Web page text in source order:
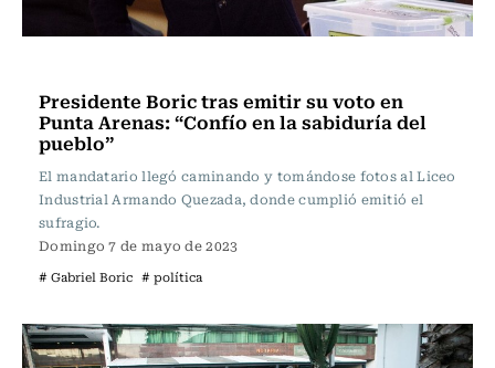
Presidente Boric tras emitir su voto en
Punta Arenas: “Confío en la sabiduría del
pueblo”
El mandatario llegó caminando y tomándose fotos al Liceo
Industrial Armando Quezada, donde cumplió emitió el
sufragio.
Domingo 7 de mayo de 2023
# Gabriel Boric # política